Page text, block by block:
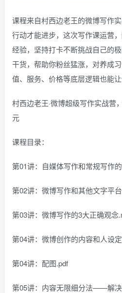
课程来自村西边老王的微博写作
行动才能进步，这次写作课运营
经验，坚持打卡不断挑战自己的
干货，帮助你粉丝猛涨，对养成
值、服务、价格等底层逻辑也能让
村西边老王·微博超级写作实战营
元
课程目录：
第01讲：自媒体写作和常规写作
第02讲：微博写作和其他文字平
第03讲：微博写作的3大正确观念
第04讲：微博创作的内容和人设
第04讲：配图.pdf
第05讲：内容无限细分法——解